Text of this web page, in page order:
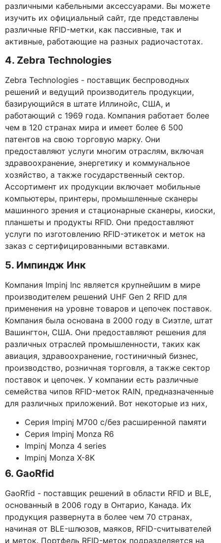
различными кабельными аксессуарами. Вы можете
изучить их официальный сайт, где представлены
различные RFID-метки, как пассивные, так и
активные, работающие на разных радиочастотах.
4. Zebra Technologies
Zebra Technologies - поставщик беспроводных
решений и ведущий производитель продукции,
базирующийся в штате Иллинойс, США, и
работающий с 1969 года. Компания работает более
чем в 120 странах мира и имеет более 6 500
патентов на свою торговую марку. Они
предоставляют услуги многим отраслям, включая
здравоохранение, энергетику и коммунальное
хозяйство, а также государственный сектор.
Ассортимент их продукции включает мобильные
компьютеры, принтеры, промышленные сканеры
машинного зрения и стационарные сканеры, киоски,
планшеты и продукты RFID. Они предоставляют
услуги по изготовлению RFID-этикеток и меток на
заказ с сертифицированными вставками.
5. Импиндж Инк
Компания Impinj Inc является крупнейшим в мире
производителем решений UHF Gen 2 RFID для
применения на уровне товаров и цепочек поставок.
Компания была основана в 2000 году в Сиэтле, штат
Вашингтон, США. Они предоставляют решения для
различных отраслей промышленности, таких как
авиация, здравоохранение, гостиничный бизнес,
производство, розничная торговля, а также сектор
поставок и цепочек. У компании есть различные
семейства чипов RFID-меток RAIN, предназначенные
для различных приложений. Вот некоторые из них,
Серия Impinj M700 с/без расширенной памяти
Серия Impinj Monza R6
Impinj Monza 4 series
Impinj Monza X-8K
6. GaoRfid
GaoRfid - поставщик решений в области RFID и BLE,
основанный в 2006 году в Онтарио, Канада. Их
продукция развернута в более чем 70 странах,
начиная от BLE-шлюзов, маяков, RFID-считывателей
и меток. Портфель RFID-меток подразделяется на